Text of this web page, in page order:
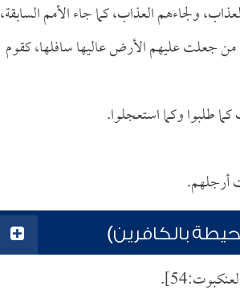
ولجاءهم العذاب، كما جاء الأمم السابقة،
جعلت عليهم الأرض عاليها سافلها، كقوم
طلبوا وكما استعجلوا.
أرجلهم.
بالكافرين)